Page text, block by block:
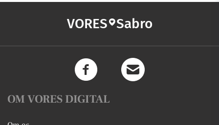
VORES Sabro
OM VORES DIGITAL